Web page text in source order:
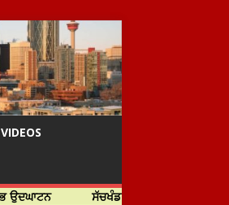
VIDEOS
ਸੱਚਖੰਡ ਸ੍ਰੀ ਹਰਿਮੰਦਰ ਸਾਹਿਬ ਵਿਖੇ ਸਜੇ ਜਲੌਅ